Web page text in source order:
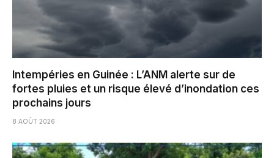
Intempéries en Guinée : L’ANM alerte sur de
fortes pluies et un risque élevé d’inondation ces
prochains jours
8 AOÛT 2026